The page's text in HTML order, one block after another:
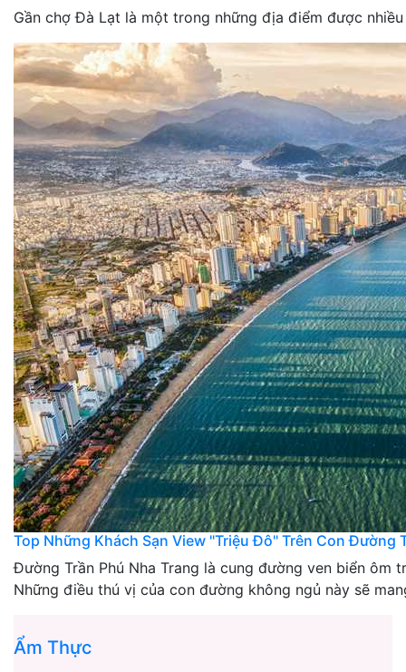
Gần chợ Đà Lạt là một trong những địa điểm được
Top Những Khách Sạn View "Triệu Đô" Trên Con Đường
Đường Trần Phú Nha Trang là cung đường ven biển ôm
Những điều thú vị của con đường không ngủ này sẽ
Ẩm Thực